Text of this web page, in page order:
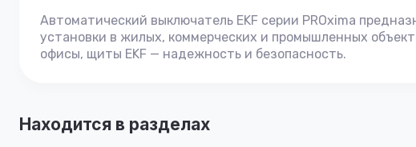
Автоматический выключатель EKF серии PROxima
установки в жилых, коммерческих и промышленных
офисы, щиты EKF — надежность и безопасность.
Находится в разделах